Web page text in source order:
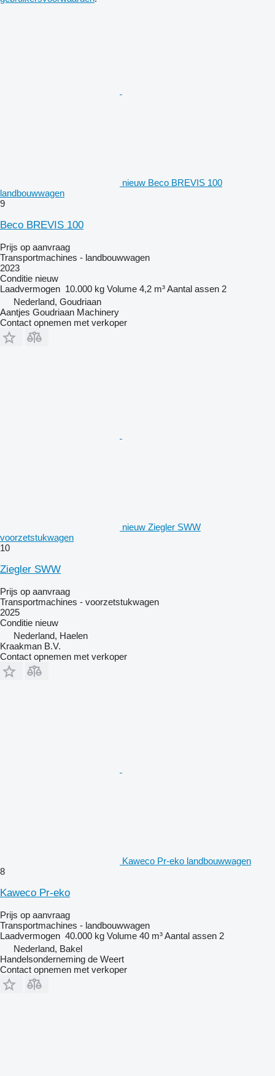
nieuw Beco BREVIS 100
landbouwwagen
9
Beco BREVIS 100
Prijs op aanvraag
Transportmachines - landbouwwagen
2023
Conditie nieuw
Laadvermogen 10.000 kg Volume 4,2 m³Aantal assen 2
Nederland, Goudriaan
Aantjes Goudriaan Machinery
Contact opnemen met verkoper
nieuw Ziegler SWW
voorzetstukwagen
10
Ziegler SWW
Prijs op aanvraag
Transportmachines - voorzetstukwagen
2025
Conditie nieuw
Nederland, Haelen
Kraakman B.V.
Contact opnemen met verkoper
Kaweco Pr-eko landbouwwagen
8
Kaweco Pr-eko
Prijs op aanvraag
Transportmachines - landbouwwagen
Laadvermogen 40.000 kg Volume 40 m³Aantal assen 2
Nederland, Bakel
Handelsonderneming de Weert
Contact opnemen met verkoper